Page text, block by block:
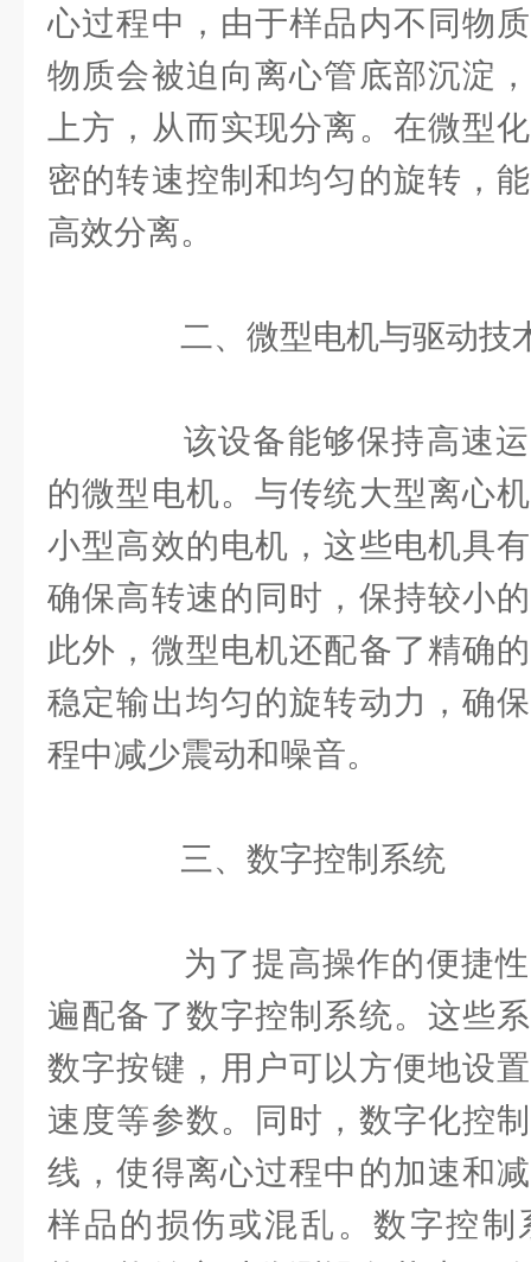
心过程中，由于样品内不同物
物质会被迫向离心管底部沉淀
上方，从而实现分离。在微型
密的转速控制和均匀的旋转，
高效分离。
二、微型电机与驱动技
该设备能够保持高速运
的微型电机。与传统大型离心
小型高效的电机，这些电机具
确保高转速的同时，保持较小
此外，微型电机还配备了精确
稳定输出均匀的旋转动力，确
程中减少震动和噪音。
三、数字控制系统
为了提高操作的便捷性
遍配备了数字控制系统。这些
数字按键，用户可以方便地设
速度等参数。同时，数字化控
线，使得离心过程中的加速和
样品的损伤或混乱。数字控制